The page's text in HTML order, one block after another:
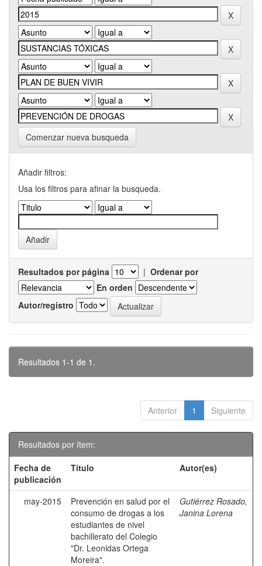
Comenzar nueva busqueda
Añadir filtros:
Usa los filtros para afinar la busqueda.
Resultados por página | Ordenar por
En orden
Autor/registro
Resultados 1-1 de 1.
Anterior 1 Siguiente
Resultados por ítem:
Fecha de
publicación
Título Autor(es)
may-2015
Prevención en salud por el
consumo de drogas a los
estudiantes de nivel
bachillerato del Colegio
"Dr. Leonidas Ortega
Moreira".
Gutiérrez Rosado,
Janina Lorena